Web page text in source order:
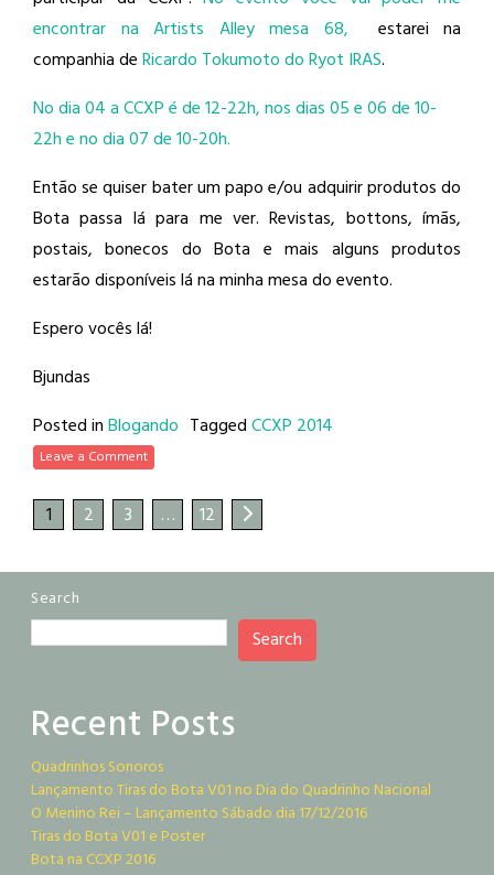
encontrar na Artists Alley mesa 68, estarei na
companhia deRicardo Tokumoto do Ryot IRAS.
No dia 04 a CCXP é de 12-22h, nos dias 05 e 06 de 10-
22h e no dia 07 de 10-20h.
Então se quiser bater um papo e/ou adquirir produtos do
Bota passa lá para me ver. Revistas, bottons, ímãs,
postais, bonecos do Bota e mais alguns produtos
estarão disponíveis lá na minha mesa do evento.
Espero vocês lá!
Bjundas
Posted inBlogando TaggedCCXP 2014
Leave a Comment
1 2 3 … 12
Search
Search
Recent Posts
Quadrinhos Sonoros
Lançamento Tiras do Bota V01 no Dia do Quadrinho Nacional
O Menino Rei – Lançamento Sábado dia 17/12/2016
Tiras do Bota V01 e Poster
Bota na CCXP 2016